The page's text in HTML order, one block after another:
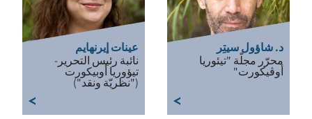
د. شاؤول سيتِر
محرّر مجلّة "تيئوريا
أوڤيكورت"
عينات إيرنهايم
نائبة رئيس التحرير-
تيؤوريا أوبيكورت
("نظريّة ونقد")